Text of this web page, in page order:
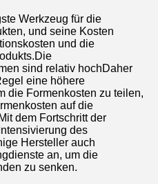
Werkzeug für die
und seine Kosten
und die
sind relativ hochDaher
eine höhere
die Formenkosten zu teilen,
auf die
dem Fortschritt der
des
Hersteller auch
an, um die
zu senken.